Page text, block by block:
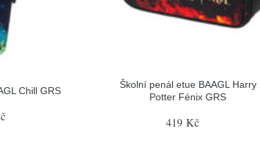
Chill GRS
Školní penál etue BAAGL Harry
Potter Fénix GRS
419 Kč